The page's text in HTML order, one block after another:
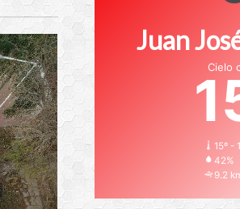
Juan
Cielo
15º -
42%
9.2